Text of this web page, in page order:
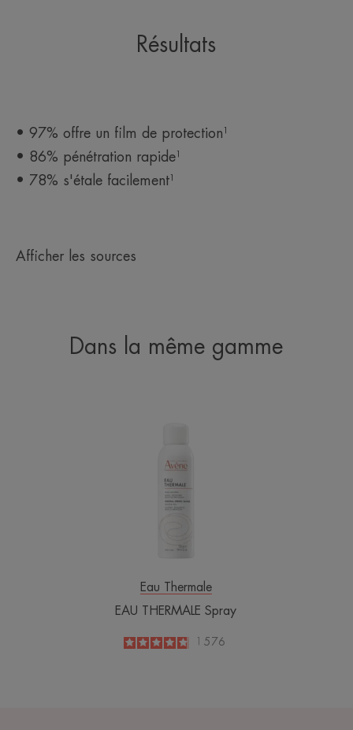
Résultats
• 97% offre un film de protection¹
• 86% pénétration rapide¹
• 78% s'étale facilement¹
Afficher les sources
Dans la même gamme
Eau Thermale
EAU THERMALE Spray
4.8
1 576